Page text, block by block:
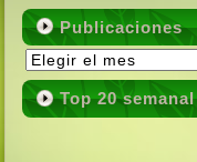
Publicaciones
Publicaciones
Top 20 semanal